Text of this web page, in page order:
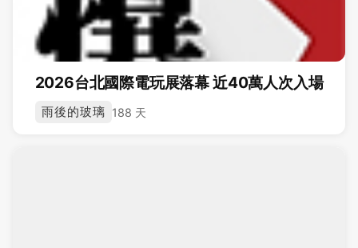
2026台北國際電玩展落幕 近40萬人次入場
雨後的玻璃 188 天